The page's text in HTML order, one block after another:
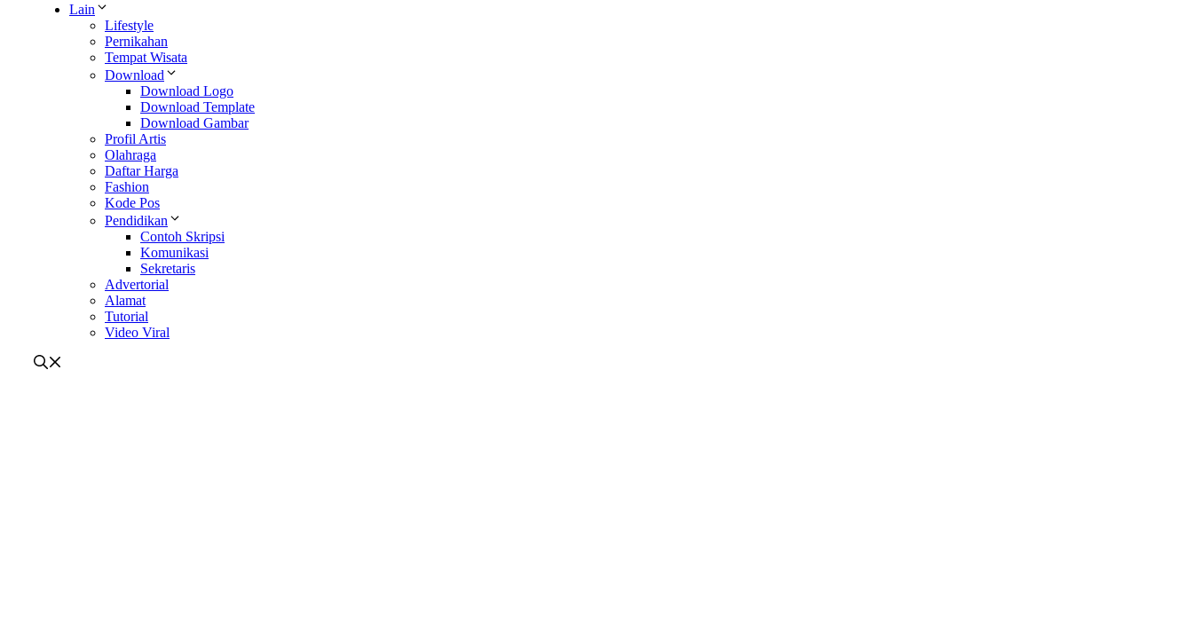
Lain
Lifestyle
Pernikahan
Tempat Wisata
Download
Download Logo
Download Template
Download Gambar
Profil Artis
Olahraga
Daftar Harga
Fashion
Kode Pos
Pendidikan
Contoh Skripsi
Komunikasi
Sekretaris
Advertorial
Alamat
Tutorial
Video Viral